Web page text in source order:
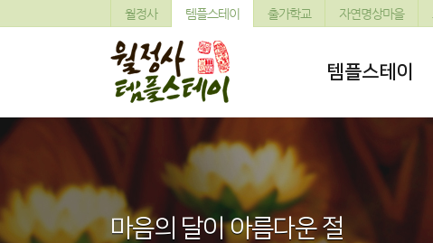
월정사 템플스테이 출가학교 자연명상마을
템플스테이
마음의 달이 아름다운 절